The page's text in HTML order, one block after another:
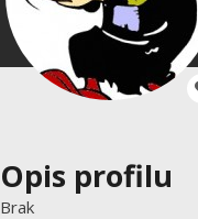
Opis profilu
Brak